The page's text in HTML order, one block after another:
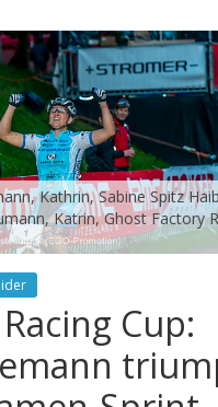
Kathrin, Sabine Spitz
Katrin, Ghost Factory
Cup: